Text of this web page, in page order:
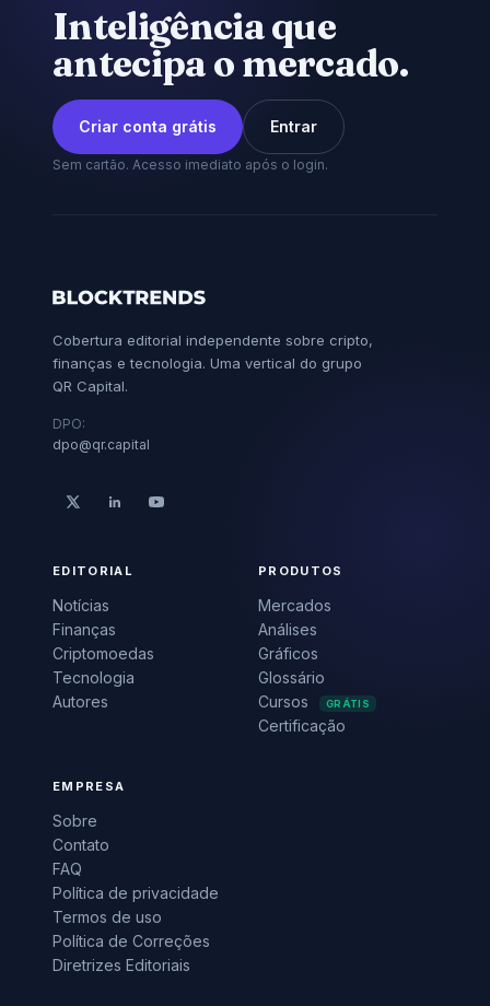
Inteligência que
antecipa o mercado.
Criar conta grátis Entrar
Sem cartão. Acesso imediato após o login.
Cobertura editorial independente sobre cripto,
finanças e tecnologia. Uma vertical do grupo
QR Capital.
DPO:
dpo@qr.capital
EDITORIAL
Notícias
Finanças
Criptomoedas
Tecnologia
Autores
PRODUTOS
Mercados
Análises
Gráficos
Glossário
Cursos
GRÁTIS
Certificação
EMPRESA
Sobre
Contato
FAQ
Política de privacidade
Termos de uso
Política de Correções
Diretrizes Editoriais